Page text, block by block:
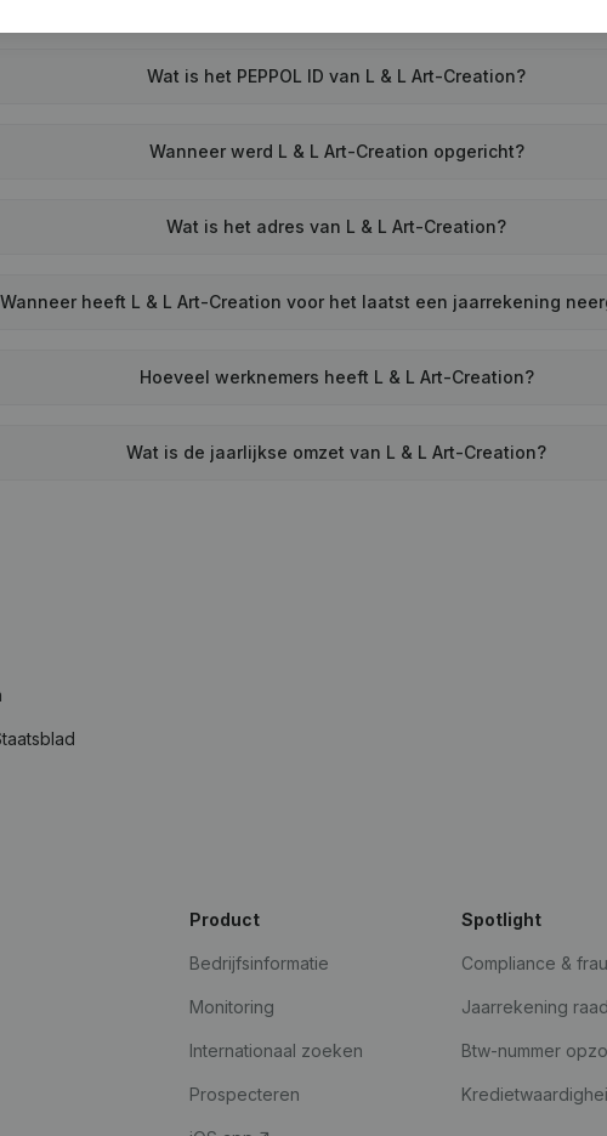
Wat is het PEPPOL ID van L & L Art-Creation?
Wanneer werd L & L Art-Creation opgericht?
Wat is het adres van L & L Art-Creation?
Wanneer heeft L & L Art-Creation voor het laatst een jaarrekening
Hoeveel werknemers heeft L & L Art-Creation?
Wat is de jaarlijkse omzet van L & L Art-Creation?
Product
Bedrijfsinformatie
Monitoring
Internationaal zoeken
Prospecteren
Spotlight
Compliance &
Jaarrekening
Btw-nummer